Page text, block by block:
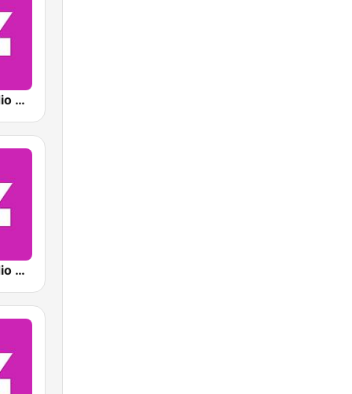
Sveriges Radio P4 Stockholm
Sveriges Radio P4 Göteborg